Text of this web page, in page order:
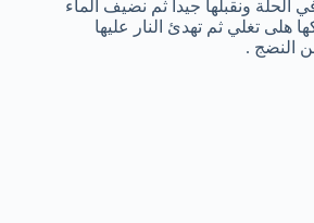
الحلة ونقبلها جيدا ثم نضيف الماء
هلى تغلي ثم تهدئ النار عليها
النضج .